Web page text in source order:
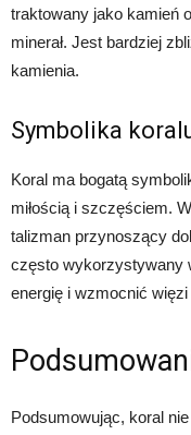
traktowany jako kamień
minerał. Jest bardziej
kamienia.
Symbolika
Koral ma bogatą
miłością i szczęściem.
talizman przynoszący
często wykorzystywany
energię i wzmocnić więzi
Podsumowując, koral